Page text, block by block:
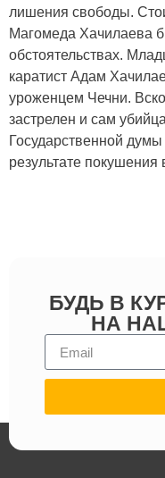
лишения свободы.
Магомеда Хачилаева
обстоятельствах.
каратист Адам
уроженцем Чечни.
застрелен и сам
Государственной
результате покушения
БУДЬ В
НА